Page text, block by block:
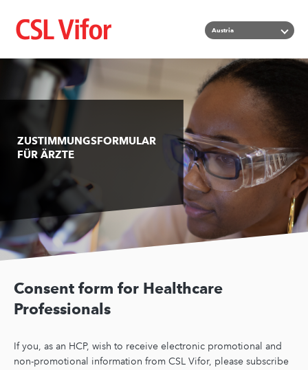
main
content
Austria
List
ZUSTIMMUNGSFORMULAR
FÜR ÄRZTE
Consent form for Healthcare
Professionals
If you, as an HCP, wish to receive electronic promotional and
non-promotional information from CSL Vifor, please subscribe